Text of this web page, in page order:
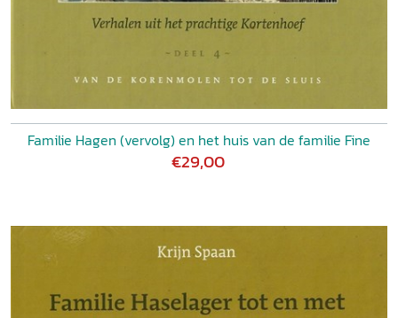
Familie Hagen (vervolg) en het huis van de familie Fine
€29,00